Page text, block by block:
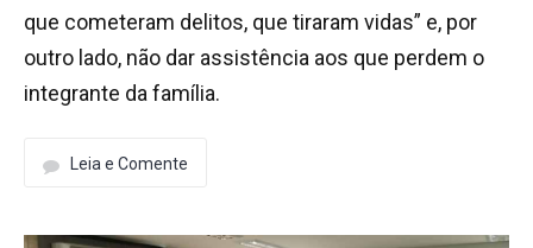
que cometeram delitos, que tiraram vidas” e, por
outro lado, não dar assistência aos que perdem o
integrante da família.
Leia e Comente